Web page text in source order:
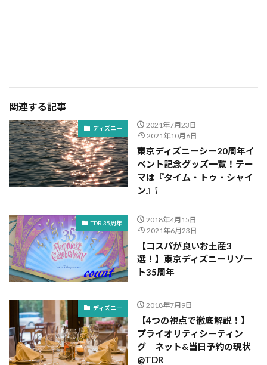
関連する記事
ディズニー
2021年7月23日
2021年10月6日
東京ディズニーシー20周年イ
ベント記念グッズ一覧！テー
マは『タイム・トゥ・シャイ
ン』❕
TDR 35周年
2018年4月15日
2021年6月23日
【コスパが良いお土産3
選！】東京ディズニーリゾー
ト35周年
ディズニー 2018年7月9日
【4つの視点で徹底解説！】
プライオリティシーティン
グ ネット&当日予約の現状
@TDR